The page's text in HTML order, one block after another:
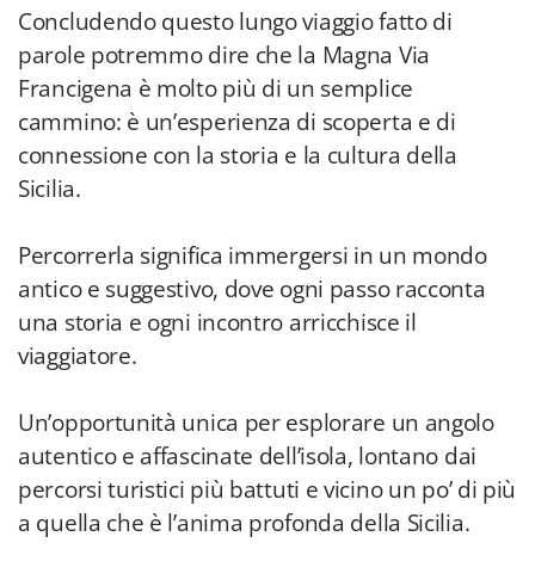
Concludendo questo lungo viaggio fatto di
parole potremmo dire che la Magna Via
Francigena è molto più di un semplice
cammino: è un’esperienza di scoperta e di
connessione con la storia e la cultura della
Sicilia.
Percorrerla significa immergersi in un mondo
antico e suggestivo, dove ogni passo racconta
una storia e ogni incontro arricchisce il
viaggiatore.
Un’opportunità unica per esplorare un angolo
autentico e affascinate dell’isola, lontano dai
percorsi turistici più battuti e vicino un po’ di più
a quella che è l’anima profonda della Sicilia.